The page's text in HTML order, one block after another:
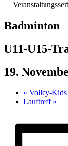
Badminton
U11-U15-
19.
« Volley-Kids
Lauftreff »